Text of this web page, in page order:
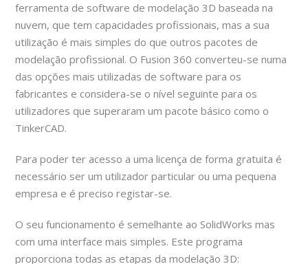
Início/ SAMT SUDOE
Copyright 2017 - All Right Reserved
Powered By Davanter.es
ferramenta de software de modelação 3D baseada na
nuvem, que tem capacidades profissionais, mas a sua
utilização é mais simples do que outros pacotes de
modelação profissional. O Fusion 360 converteu-se numa
das opções mais utilizadas de software para os
fabricantes e considera-se o nível seguinte para os
utilizadores que superaram um pacote básico como o
TinkerCAD.
Para poder ter acesso a uma licença de forma gratuita é
necessário ser um utilizador particular ou uma pequena
empresa e é preciso registar-se.
O seu funcionamento é semelhante ao SolidWorks mas
com uma interface mais simples. Este programa
proporciona todas as etapas da modelação 3D: